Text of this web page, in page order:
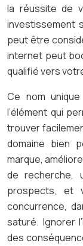
la réussite de
investissement
peut être
internet peut
qualifié vers
Ce nom
l’élément qui
trouver
domaine bien
marque,
de recherche,
prospects, et
concurrence,
saturé. Ignorer
des